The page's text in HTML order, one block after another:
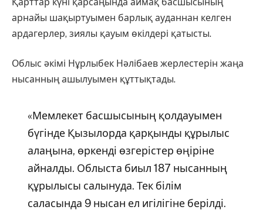
арнайы шақыртуымен барлық ауданнан келген
ардагерлер, зиялы қауым өкілдері қатысты.
Облыс әкімі Нұрлыбек Нәлібаев жерлестерін жаңа
нысанның ашылуымен құттықтады.
«Мемлекет басшысының қолдауымен
бүгінде Қызылорда қарқынды құрылыс
алаңына, өркенді өзгерістер өңіріне
айналды. Облыста биыл 187 нысанның
құрылысы салынуда. Тек білім
саласында 9 нысан ел игілігіне берілді.